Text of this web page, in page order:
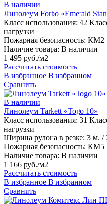
В наличии
Линолеум Forbo «Emerald
Класс использования: 42
нагрузки
Пожарная безопасность: КМ2
Наличие товара: В наличии
1 495 руб./м2
Рассчитать стоимость
В избранное В избранном
Сравнить
В наличии
Линолеум Tarkett «Togo 10»
Класс использования: 31
нагрузки
Ширина рулона в резке: 3 м. /
Пожарная безопасность: КМ5
Наличие товара: В наличии
1 166 руб./м2
Рассчитать стоимость
В избранное В избранном
Сравнить